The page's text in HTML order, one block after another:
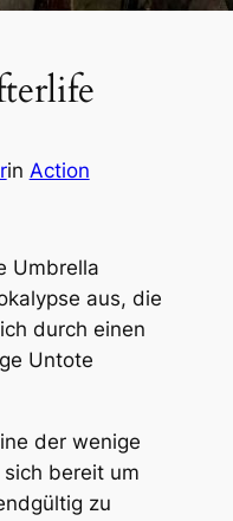
in Action
Umbrella
aus, die
durch einen
Untote
der wenige
bereit um
zu